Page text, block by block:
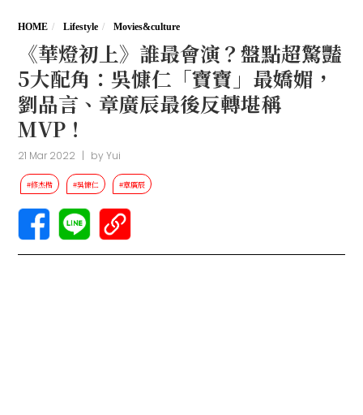
HOME Lifestyle Movies&culture
《華燈初上》誰最會演？盤點超驚豔
5大配角：吳慷仁「寶寶」最嬌媚，
劉品言、章廣辰最後反轉堪稱
MVP！
21 Mar 2022 | byYui
#修杰楷 #吳慷仁 #章廣辰